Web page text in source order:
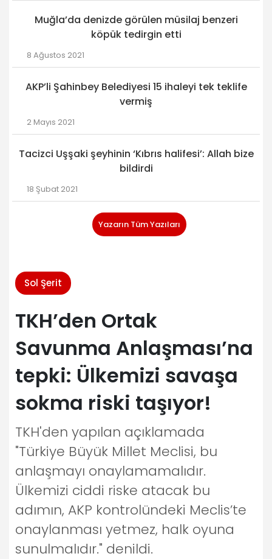
Muğla’da denizde görülen müsilaj benzeri
köpük tedirgin etti
8 Ağustos 2021
AKP’li Şahinbey Belediyesi 15 ihaleyi tek teklife
vermiş
2 Mayıs 2021
Tacizci Uşşaki şeyhinin ‘Kıbrıs halifesi’: Allah bize
bildirdi
18 Şubat 2021
Yazarın Tüm Yazıları
Sol Şerit
TKH’den Ortak
Savunma Anlaşması’na
tepki: Ülkemizi savaşa
sokma riski taşıyor!
TKH'den yapılan açıklamada
"Türkiye Büyük Millet Meclisi, bu
anlaşmayı onaylamamalıdır.
Ülkemizi ciddi riske atacak bu
adımın, AKP kontrolündeki Meclis’te
onaylanması yetmez, halk oyuna
sunulmalıdır." denildi.